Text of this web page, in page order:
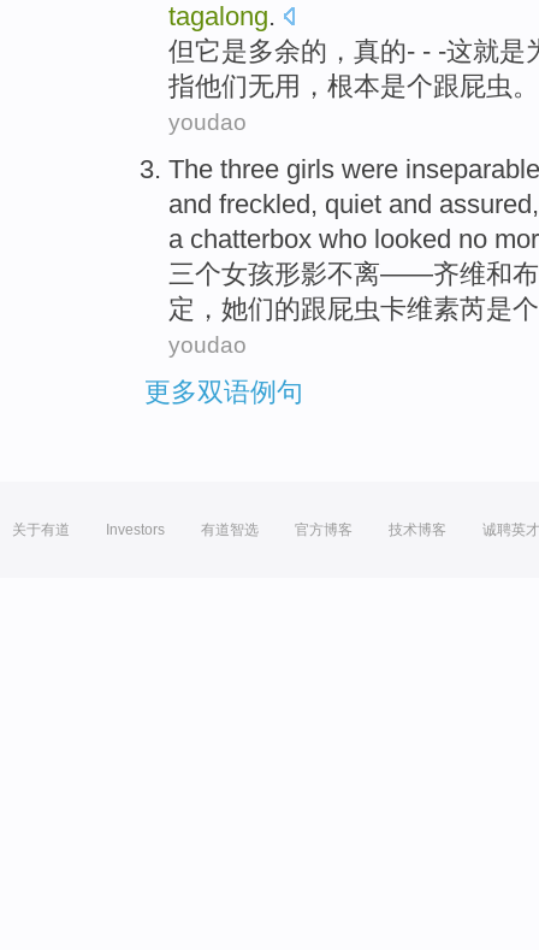
tagalong.
但它是多余的，真的- - -这就是
指他们无用 ， 根本是个跟屁虫。
youdao
The three girls were inseparable
and freckled, quiet and
a chatterbox who looked no
三个女孩形影不离——齐维和
定， 她们的跟屁虫卡维素芮是个
youdao
更多双语例句
关于有道 Investors 有道智选 官方博客 技术博客 诚聘英才